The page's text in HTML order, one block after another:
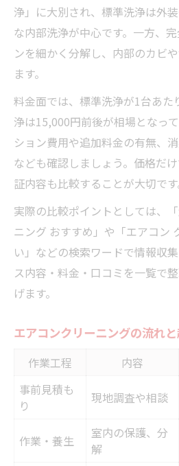
浄」に大別され、標準洗浄は外
な内部洗浄が中心です。一方、
ンを細かく分解し、内部のカビ
ます。
料金面では、標準洗浄が1台あ
浄は15,000円前後が相場となっ
ション費用や追加料金の有無、
なども確認しましょう。価格だ
証内容も比較することが大切です
実際の比較ポイントとしては、
ニング おすすめ」や「エアコン
い」などの検索ワードで情報収
ス内容・料金・口コミを一覧で
げます。
エアコンクリーニングの流れ
作業工程 内容
事前見積も
り
現地調査や相談
作業・養生
室内の保護、分
解